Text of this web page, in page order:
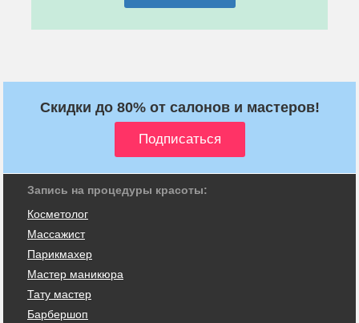
Скидки до 80% от салонов и мастеров!
Запись на процедуры красоты:
Косметолог
Массажист
Парикмахер
Мастер маникюра
Тату мастер
Барбершоп